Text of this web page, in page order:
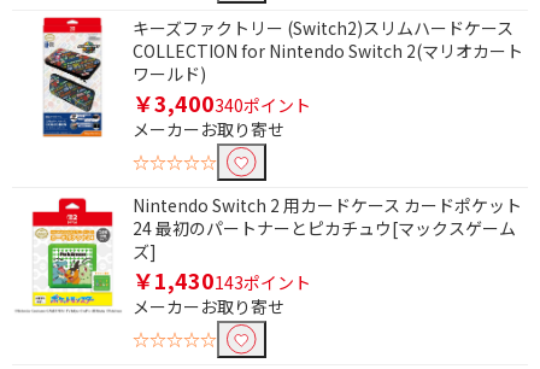
キーズファクトリー (Switch2)スリムハードケース
COLLECTION for Nintendo Switch 2(マリオカート
ワールド)
￥3,400340ポイント
メーカーお取り寄せ
☆☆☆☆☆
Nintendo Switch 2 用カードケース カードポケット
24 最初のパートナーとピカチュウ[マックスゲーム
ズ]
￥1,430143ポイント
メーカーお取り寄せ
☆☆☆☆☆